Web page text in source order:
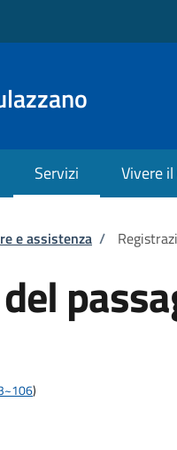
Servizi Vivere
e assistenza /
)